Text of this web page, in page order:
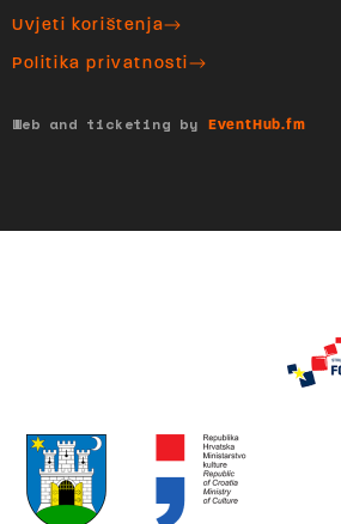
Uvjeti korištenja
Politika privatnosti
Web and ticketing by EventHub.fm